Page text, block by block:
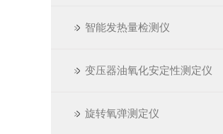
智能发热量检测仪
变压器油氧化安定性测定仪
旋转氧弹测定仪